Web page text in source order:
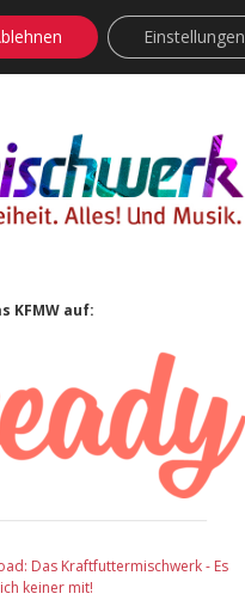
instagram
rss soundcloud
vimeoBluesky
KFMW auf:
Das Kraftfuttermischwerk - Es
keiner mit!
Einstellungen